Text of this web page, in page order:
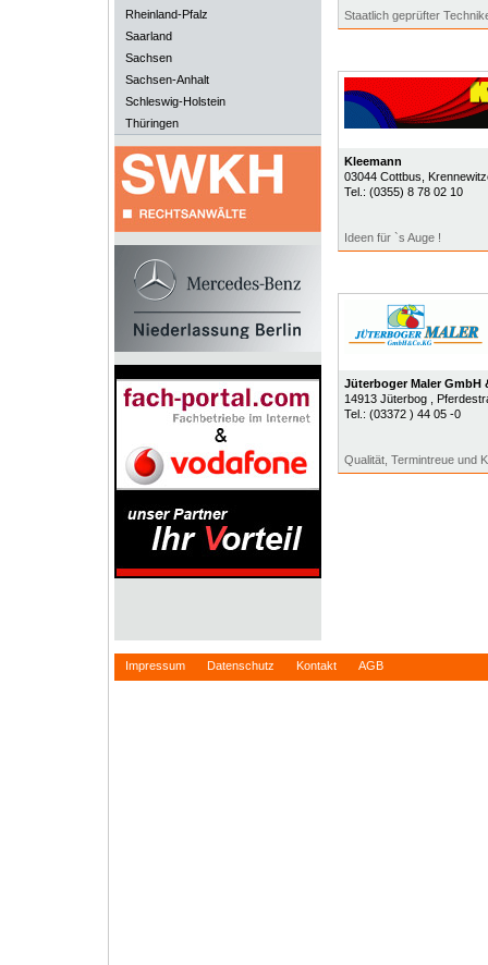
Rheinland-Pfalz
Saarland
Sachsen
Sachsen-Anhalt
Schleswig-Holstein
Thüringen
Staatlich geprüfter
Kleemann
03044 Cottbus ,
Tel.: (0355) 8 78 02 10
Ideen für `s Auge !
Jüterboger Maler GmbH
14913 Jüterbog
,
Tel.: (03372 ) 44 05 -0
Qualität, Termintreue und
Impressum Datenschutz Kontakt AGB